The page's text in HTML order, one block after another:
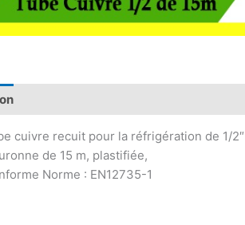
cuivre recuit pour la réfrigération de 1/2″
de 15 m, plastifiée,
Norme : EN12735-1